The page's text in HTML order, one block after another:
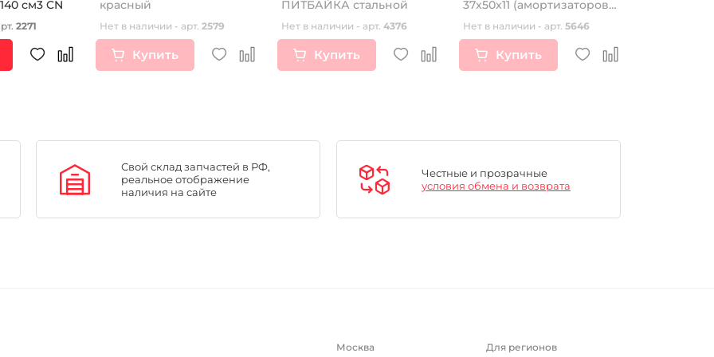
см3 CN
2271
красный
Нет в наличии - арт. 2579
Купить
ПИТБАЙКА стальной
Нет в наличии - арт. 4376
Купить
37x50x11 (амортизаторов
передних) KAYO T2,
TTR250R
Нет в наличии - арт. 5646
Купить
Свой склад запчастей в РФ,
реальное отображение
наличия на сайте
Честные и прозрачные
условия обмена и возврата
Москва Для регионов